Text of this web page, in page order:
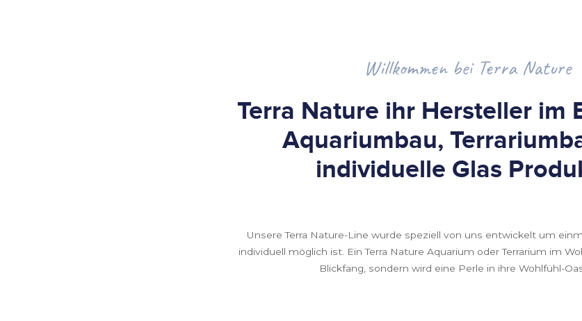
Willkommen bei Terra Nature
Terra Nature ihr Hersteller im
Aquariumbau,
individuelle Glas
Unsere Terra Nature-Line wurde speziell von uns entwickelt um
individuell möglich ist. Ein Terra Nature Aquarium oder Terrarium im
Blickfang, sondern wird eine Perle in ihre Wohlfühl-